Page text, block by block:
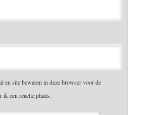
en site bewaren in deze browser voor de
ik een reactie plaats.